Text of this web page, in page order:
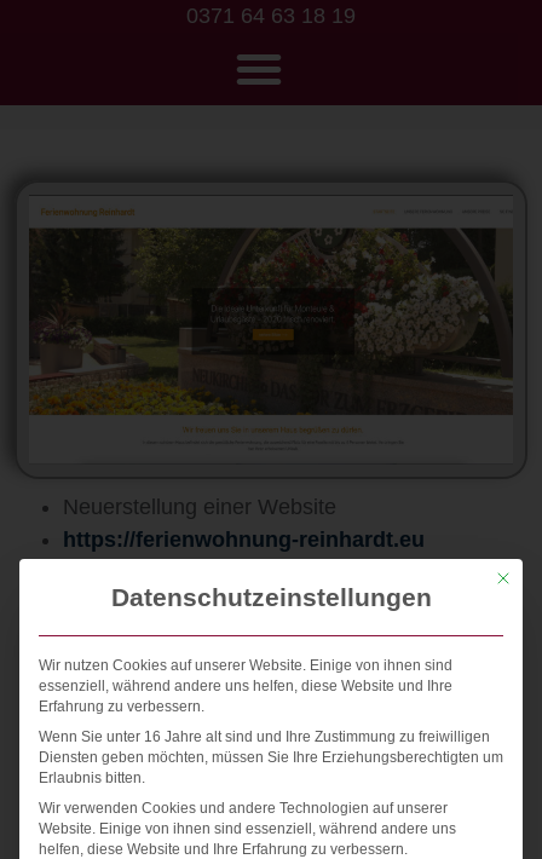
0371 64 63 18 19
Neuerstellung einer Website
https://ferienwohnung-reinhardt.eu
Mit
Datenschutzeinstellungen
Wir nutzen Cookies auf unserer Website. Einige von ihnen sind
essenziell, während andere uns helfen, diese Website und Ihre
Erfahrung zu verbessern.
Wenn Sie unter 16 Jahre alt sind und Ihre Zustimmung zu freiwilligen
Diensten geben möchten, müssen Sie Ihre Erziehungsberechtigten um
Erlaubnis bitten.
Wir verwenden Cookies und andere Technologien auf unserer
Website. Einige von ihnen sind essenziell, während andere uns
helfen, diese Website und Ihre Erfahrung zu verbessern.